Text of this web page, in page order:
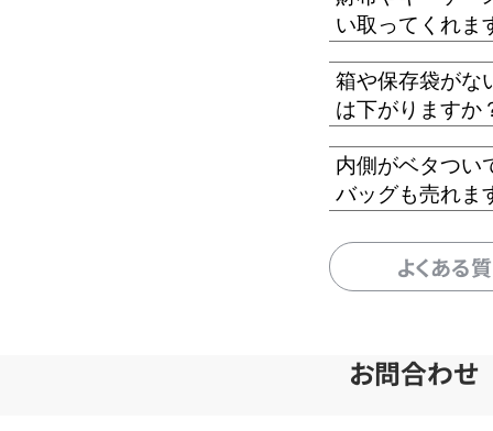
い取ってくれま
箱や保存袋がな
は下がりますか
内側がベタつい
バッグも売れま
よくある
お問合わせ